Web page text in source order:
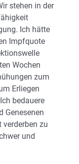
stehen in der
Ich hätte
Impfquote
Wochen
zum
Erliegen
bedauere
Genesenen
zu
und